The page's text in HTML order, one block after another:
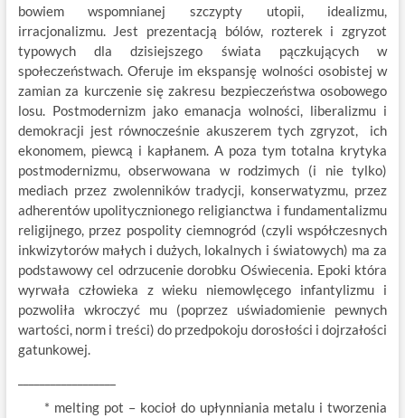
bowiem wspomnianej szczypty utopii, idealizmu,
irracjonalizmu. Jest prezentacją bólów, rozterek i zgryzot
typowych dla dzisiejszego świata pączkujących w
społeczeństwach. Oferuje im ekspansję wolności osobistej w
zamian za kurczenie się zakresu bezpieczeństwa osobowego
losu. Postmodernizm jako emanacja wolności, liberalizmu i
demokracji jest równocześnie akuszerem tych zgryzot, ich
ekonomem, piewcą i kapłanem. A poza tym totalna krytyka
postmodernizmu, obserwowana w rodzimych (i nie tylko)
mediach przez zwolenników tradycji, konserwatyzmu, przez
adherentów upolitycznionego religianctwa i fundamentalizmu
religijnego, przez pospolity ciemnogród (czyli współczesnych
inkwizytorów małych i dużych, lokalnych i światowych) ma za
podstawowy cel odrzucenie dorobku Oświecenia. Epoki która
wyrwała człowieka z wieku niemowlęcego infantylizmu i
pozwoliła wkroczyć mu (poprzez uświadomienie pewnych
wartości, norm i treści) do przedpokoju dorosłości i dojrzałości
gatunkowej.
* melting pot – kocioł do upłynniania metalu i tworzenia